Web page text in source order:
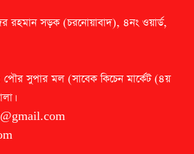
রহমান সড়ক (চরনোয়াবাদ), ৪নং ওয়ার্ড,
: পৌর সুপার মল (সাবেক কিচেন মার্কেট (৪য়